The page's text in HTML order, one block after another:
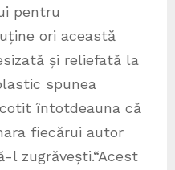
pentru
ori această
și reliefată la
spunea
întotdeauna că
fiecărui autor
l zugrăvești.“Acest